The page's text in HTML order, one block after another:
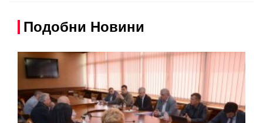
Подобни Новини